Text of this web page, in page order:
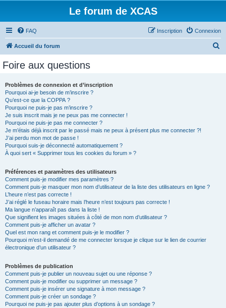
Le forum de XCAS
FAQ Connexion
Inscription
Accueil du forum
Foire aux questions
Problèmes de connexion et d’inscription
Pourquoi ai-je besoin de m’inscrire ?
Qu’est-ce que la COPPA ?
Pourquoi ne puis-je pas m’inscrire ?
Je suis inscrit mais je ne peux pas me connecter !
Pourquoi ne puis-je pas me connecter ?
Je m’étais déjà inscrit par le passé mais ne peux à présent plus me connecter ?!
J’ai perdu mon mot de passe !
Pourquoi suis-je déconnecté automatiquement ?
À quoi sert « Supprimer tous les cookies du forum » ?
Préférences et paramètres des utilisateurs
Comment puis-je modifier mes paramètres ?
Comment puis-je masquer mon nom d’utilisateur de la liste des utilisateurs en ligne ?
L’heure n’est pas correcte !
J’ai réglé le fuseau horaire mais l’heure n’est toujours pas correcte !
Ma langue n’apparaît pas dans la liste !
Que signifient les images situées à côté de mon nom d’utilisateur ?
Comment puis-je afficher un avatar ?
Quel est mon rang et comment puis-je le modifier ?
Pourquoi m’est-il demandé de me connecter lorsque je clique sur le lien de courrier
électronique d’un utilisateur ?
Problèmes de publication
Comment puis-je publier un nouveau sujet ou une réponse ?
Comment puis-je modifier ou supprimer un message ?
Comment puis-je insérer une signature à mon message ?
Comment puis-je créer un sondage ?
Pourquoi ne puis-je pas ajouter plus d’options à un sondage ?